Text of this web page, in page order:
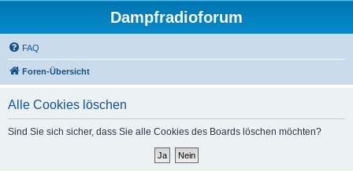
Dampfradioforum
FAQ
Foren-Übersicht
Alle Cookies löschen
Sind Sie sich sicher, dass Sie alle Cookies des Boards löschen möchten?